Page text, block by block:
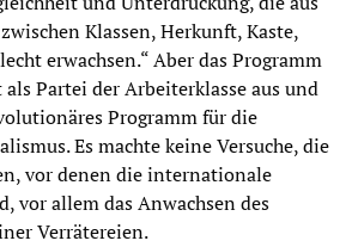
Klassen, Herkunft, Kaste,
erwachsen.“ Aber das Programm
Partei der Arbeiterklasse aus und
Programm für die
Es machte keine Versuche, die
vor denen die internationale
vor allem das Anwachsen des
Verrätereien.